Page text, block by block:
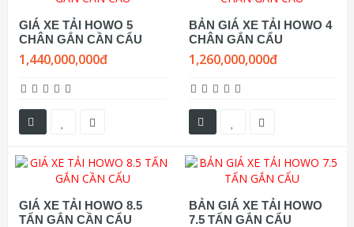
GIÁ XE TẢI HOWO 5
CHÂN GẮN CẦN CẨU
1,440,000,000đ
BẢN GIÁ XE TẢI HOWO 4
CHÂN GẮN CẨU
1,260,000,000đ
GIÁ XE TẢI HOWO 8.5
TẤN GẮN CẦN CẨU
BẢN GIÁ XE TẢI HOWO
7.5 TẤN GẮN CẨU